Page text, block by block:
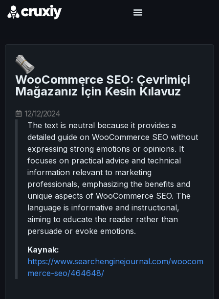
WooCommerce SEO: Çevrimiçi
Mağazanız İçin Kesin Kılavuz
12/12/2024
The text is neutral because it provides a
detailed guide on WooCommerce SEO without
expressing strong emotions or opinions. It
focuses on practical advice and technical
information relevant to marketing
professionals, emphasizing the benefits and
unique aspects of WooCommerce SEO. The
language is informative and instructional,
aiming to educate the reader rather than
persuade or evoke emotions.
Kaynak:
https://www.searchenginejournal.com/woocom
merce-seo/464648/